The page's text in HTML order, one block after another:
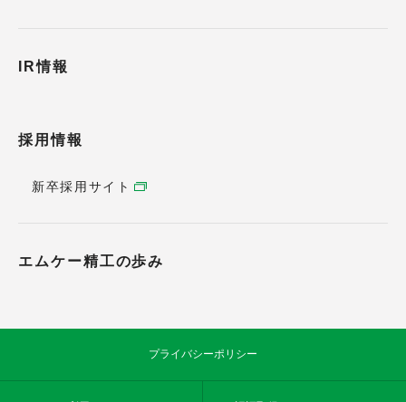
IR情報
採用情報
新卒採用サイト
エムケー精工の歩み
プライバシーポリシー